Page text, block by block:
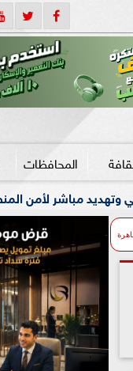
المحافظات
المنطقة